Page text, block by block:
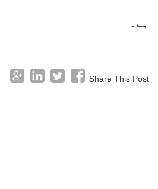
ہے۔
Share This Post